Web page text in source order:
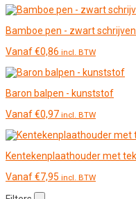
Bamboe pen - zwart
Vanaf€0,86 incl. BTW
Baron balpen - kunststof
Vanaf€0,97 incl. BTW
Kentekenplaathouder met
Vanaf€7,95 incl. BTW